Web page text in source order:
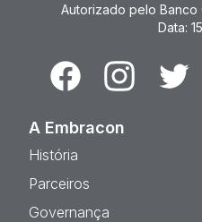
Autorizado pelo
Data:
FacebookInstagramTwitter
A Embracon
História
Parceiros
Governança